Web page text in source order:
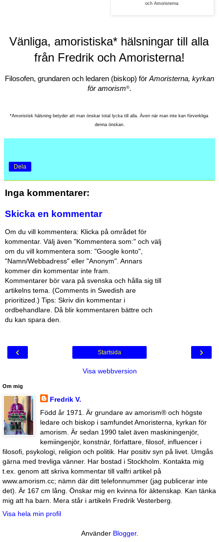
och Amoristerna
Vänliga, amoristiska* hälsningar till alla
från Fredrik och Amoristerna!
Filosofen, grundaren och ledaren (biskop) för Amoristerna, kyrkan
för amorism®.
*Amoristisk hälsning betyder att man önskar total lycka till alla. Även när man inte kan förverkliga
denna önskan.
Dela
Inga kommentarer:
Skicka en kommentar
Om du vill kommentera: Klicka på området för
kommentar. Välj även "Kommentera som:" och välj
om du vill kommentera som: "Google konto",
"Namn/Webbadress" eller "Anonym". Annars
kommer din kommentar inte fram.
Kommentarer bör vara på svenska och hålla sig till
artikelns tema. (Comments in Swedish are
prioritized.) Tips: Skriv din kommentar i
ordbehandlare. Då blir kommentaren bättre och
du kan spara den.
‹ ›
Startsida
Visa webbversion
Om mig
Fredrik V.
Född år 1971. Är grundare av amorism® och högste
ledare och biskop i samfundet Amoristerna, kyrkan för
amorism. Är sedan 1990 talet även maskiningenjör,
kemiingenjör, konstnär, författare, filosof, influencer i
filosofi, psykologi, religion och politik. Har positiv syn på livet. Umgås
gärna med trevliga vänner. Har bostad i Stockholm. Kontakta mig
t.ex. genom att skriva kommentar till valfri artikel på
www.amorism.cc; nämn där ditt telefonnummer (jag publicerar inte
det). Är 167 cm lång. Önskar mig en kvinna för äktenskap. Kan tänka
mig att ha barn. Mera står i artikeln Fredrik Vesterberg.
Visa hela min profil
Använder Blogger.